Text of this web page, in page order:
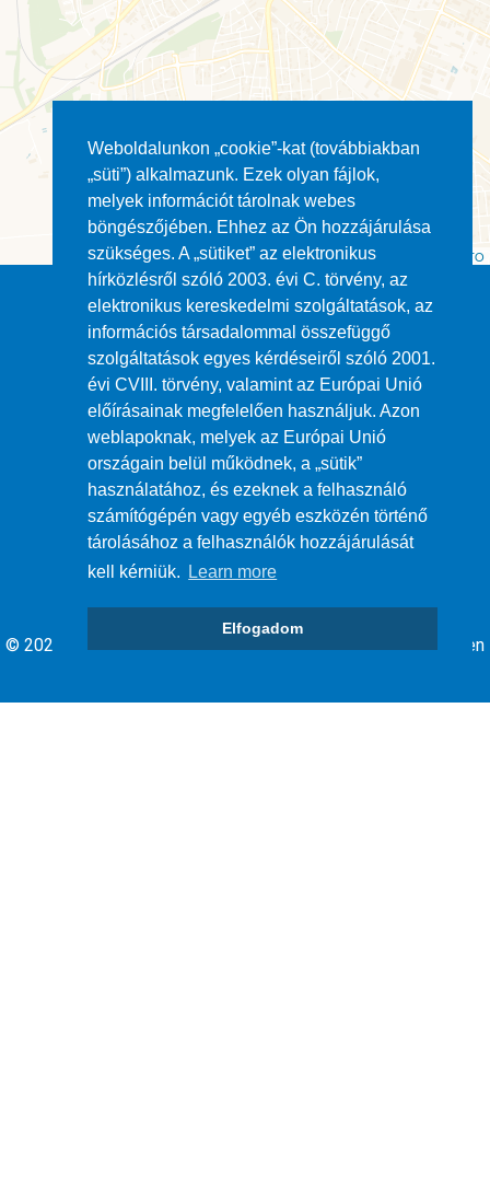
Weboldalunkon „cookie”-kat (továbbiakban
„süti”) alkalmazunk. Ezek olyan fájlok,
melyek információt tárolnak webes
böngészőjében. Ehhez az Ön hozzájárulása
szükséges. A „sütiket” az elektronikus
hírközlésről szóló 2003. évi C. törvény, az
elektronikus kereskedelmi szolgáltatások, az
információs társadalommal összefüggő
szolgáltatások egyes kérdéseiről szóló 2001.
évi CVIII. törvény, valamint az Európai Unió
előírásainak megfelelően használjuk. Azon
weblapoknak, melyek az Európai Unió
országain belül működnek, a „sütik”
használatához, és ezeknek a felhasználó
számítógépén vagy egyéb eszközén történő
tárolásához a felhasználók hozzájárulását
kell kérniük.
Learn more
Elfogadom
Leaflet| ©OpenStreetMapcontributors © CARTO
Impresszum
ÁSZF
Adatvédelem
© 2026 Debrecen Megyei jogú Város Önkormányzata - Minden